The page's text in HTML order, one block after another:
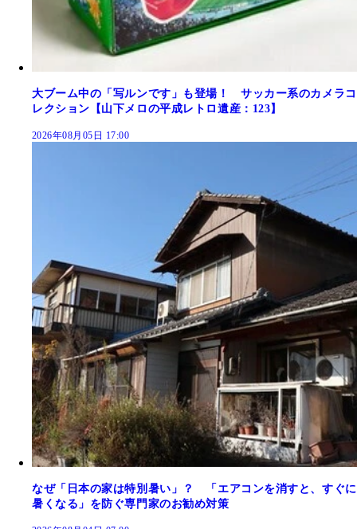
大ブーム中の「写ルンです」も登場！ サッカー系のカメラコ
レクション【山下メロの平成レトロ遺産：123】
2026年08月05日 17:00
なぜ「日本の家は特別暑い」？ 「エアコンを消すと、すぐに
暑くなる」を防ぐ専門家のお勧め対策